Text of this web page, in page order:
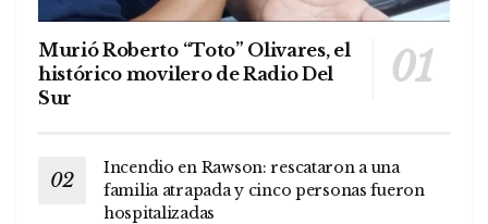
Murió Roberto “Toto” Olivares, el
histórico movilero de Radio Del
Sur
Incendio en Rawson: rescataron a una
familia atrapada y cinco personas fueron
hospitalizadas